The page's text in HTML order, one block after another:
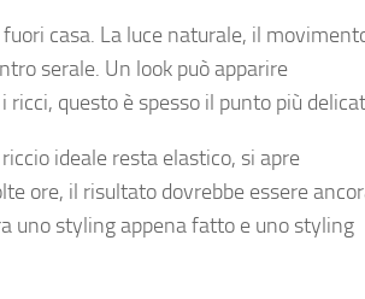
casa. La luce naturale, il
serale. Un look può apparire
questo è spesso il punto più
ideale resta elastico, si apre
ore, il risultato dovrebbe essere
uno styling appena fatto e uno styling